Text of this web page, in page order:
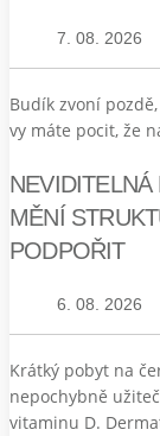
7. 08. 2026
Budík zvoní
vy máte pocit, že
MĚNÍ
PODPOŘIT
6. 08. 2026
Krátký pobyt na
nepochybně
vitaminu D.